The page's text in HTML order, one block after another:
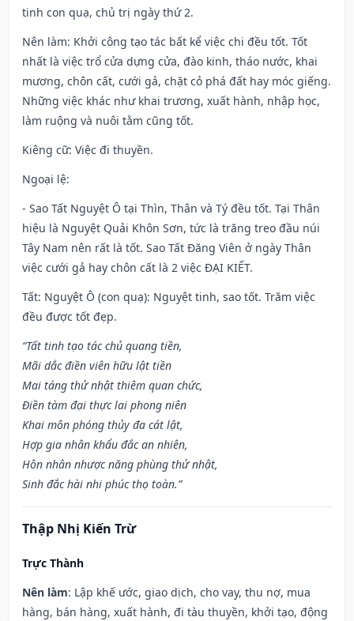
tinh con quạ, chủ trị ngày thứ 2.
Nên làm: Khởi công tạo tác bất kể việc chi đều tốt. Tốt
nhất là việc trổ cửa dựng cửa, đào kinh, tháo nước, khai
mương, chôn cất, cưới gả, chặt cỏ phá đất hay móc giếng.
Những việc khác như khai trương, xuất hành, nhập học,
làm ruộng và nuôi tằm cũng tốt.
Kiêng cữ: Việc đi thuyền.
Ngoại lệ:
- Sao Tất Nguyệt Ô tại Thìn, Thân và Tý đều tốt. Tại Thân
hiệu là Nguyệt Quải Khôn Sơn, tức là trăng treo đầu núi
Tây Nam nên rất là tốt. Sao Tất Đăng Viên ở ngày Thân
việc cưới gả hay chôn cất là 2 việc ĐẠI KIẾT.
Tất: Nguyệt Ô (con quạ): Nguyệt tinh, sao tốt. Trăm việc
đều được tốt đẹp.
“Tất tinh tạo tác chủ quang tiền,
Mãi dắc điền viên hữu lật tiền
Mai táng thử nhật thiêm quan chức,
Điền tàm đại thực lai phong niên
Khai môn phóng thủy đa cát lật,
Hợp gia nhân khẩu đắc an nhiên,
Hôn nhân nhược năng phùng thử nhật,
Sinh đắc hài nhi phúc thọ toàn.”
Thập Nhị Kiến Trừ
Trực Thành
Nên làm: Lập khế ước, giao dịch, cho vay, thu nợ, mua
hàng, bán hàng, xuất hành, đi tàu thuyền, khởi tạo, động